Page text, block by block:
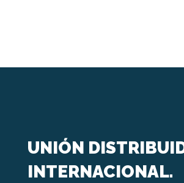
UNIÓN
INTERNACIONAL.